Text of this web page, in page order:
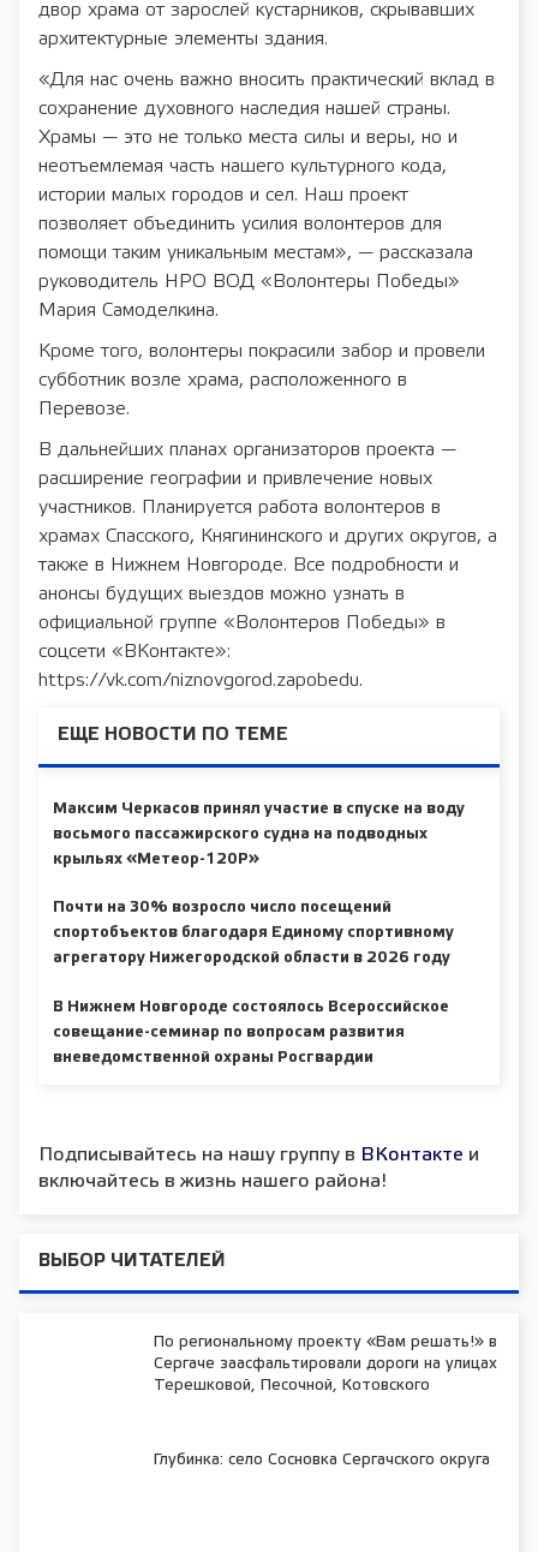
двор храма от зарослей кустарников, скрывавших
архитектурные элементы здания.
«Для нас очень важно вносить практический вклад в
сохранение духовного наследия нашей страны.
Храмы — это не только места силы и веры, но и
неотъемлемая часть нашего культурного кода,
истории малых городов и сел. Наш проект
позволяет объединить усилия волонтеров для
помощи таким уникальным местам», — рассказала
руководитель НРО ВОД «Волонтеры Победы»
Мария Самоделкина.
Кроме того, волонтеры покрасили забор и провели
субботник возле храма, расположенного в
Перевозе.
В дальнейших планах организаторов проекта —
расширение географии и привлечение новых
участников. Планируется работа волонтеров в
храмах Спасского, Княгининского и других округов, а
также в Нижнем Новгороде. Все подробности и
анонсы будущих выездов можно узнать в
официальной группе «Волонтеров Победы» в
соцсети «ВКонтакте»:
https://vk.com/niznovgorod.zapobedu.
ЕЩЕ НОВОСТИ ПО ТЕМЕ
Максим Черкасов принял участие в спуске на воду
восьмого пассажирского судна на подводных
крыльях «Метеор-120Р»
Почти на 30% возросло число посещений
спортобъектов благодаря Единому спортивному
агрегатору Нижегородской области в 2026 году
В Нижнем Новгороде состоялось Всероссийское
совещание-семинар по вопросам развития
вневедомственной охраны Росгвардии
Подписывайтесь на нашу группу в ВКонтакте и
включайтесь в жизнь нашего района!
ВЫБОР ЧИТАТЕЛЕЙ
По региональному проекту «Вам решать!» в
Сергаче заасфальтировали дороги на улицах
Терешковой, Песочной, Котовского
Глубинка: село Сосновка Сергачского округа